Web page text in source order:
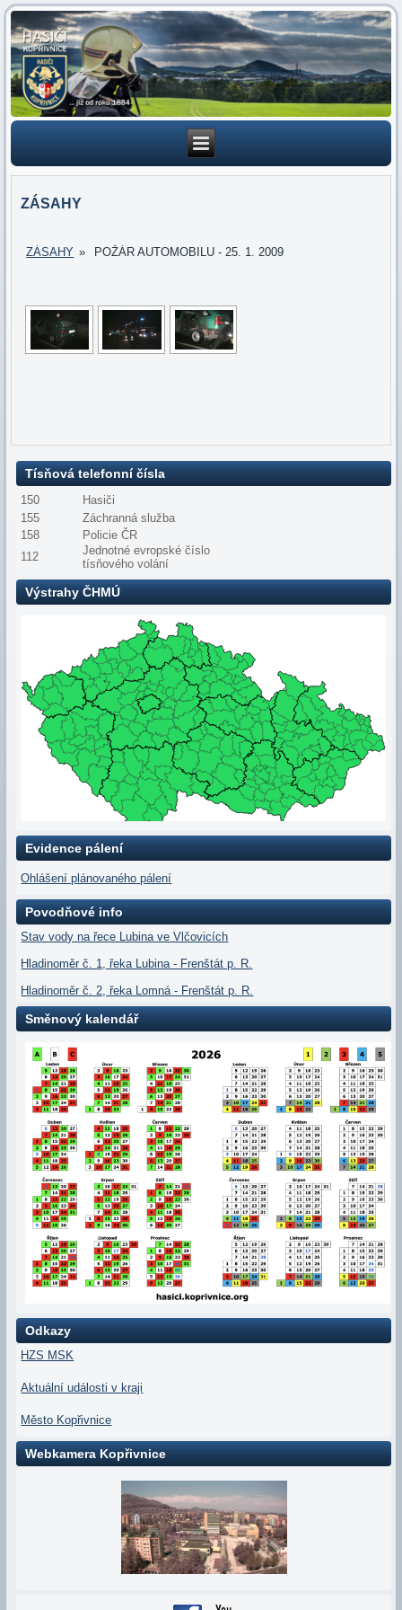
ZÁSAHY
ZÁSAHY » POŽÁR AUTOMOBILU - 25. 1. 2009
Tísňová telefonní čísla
150
Hasiči
155
Záchranná služba
158
Policie ČR
112
Jednotné evropské číslo
tísňového volání
Výstrahy ČHMÚ
Evidence pálení
Ohlášení plánovaného pálení
Povodňové info
Stav vody na řece Lubina ve Vlčovicích
Hladinoměr č. 1, řeka Lubina - Frenštát p. R.
Hladinoměr č. 2, řeka Lomná - Frenštát p. R.
Směnový kalendář
Odkazy
HZS MSK
Aktuální události v kraji
Město Kopřivnice
Webkamera Kopřivnice